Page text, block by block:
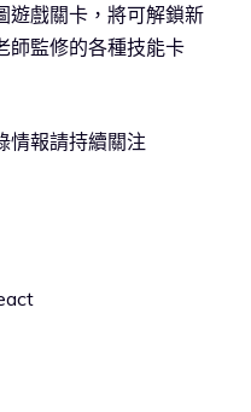
遊戲關卡，將可解鎖新
師監修的各種技能卡
情報請持續關注